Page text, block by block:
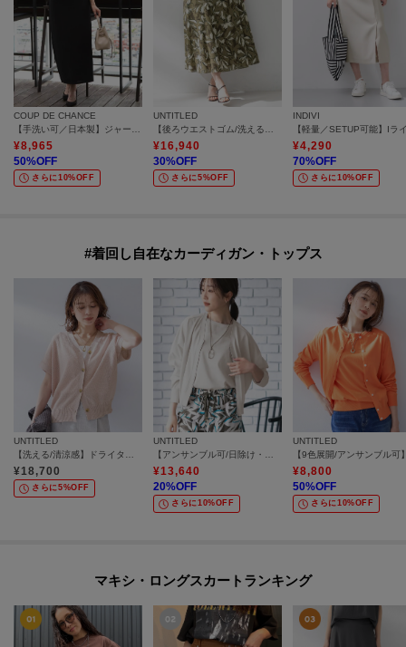
COUP DE CHANCE
¥8,965
50%OFF
さらに10%OFF
UNTITLED
¥16,940
30%OFF
さらに5%OFF
INDIVI
¥4,290
70%OFF
さらに10%OFF
#着回し自在なカーディガン・トップス
UNTITLED
【洗える/清涼感】ドライタッチスリーブレスカーディガン
¥18,700
さらに5%OFF
UNTITLED
【アンサンブル可/日除け・冷房対策】シアーレーヨンZIPカーディガン
¥13,640
20%OFF
さらに10%OFF
UNTITLED
¥8,800
50%OFF
さらに10%OFF
マキシ・ロングスカートランキング